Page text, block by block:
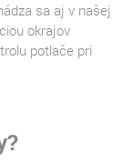
sa aj v našej
okrajov
potlače pri